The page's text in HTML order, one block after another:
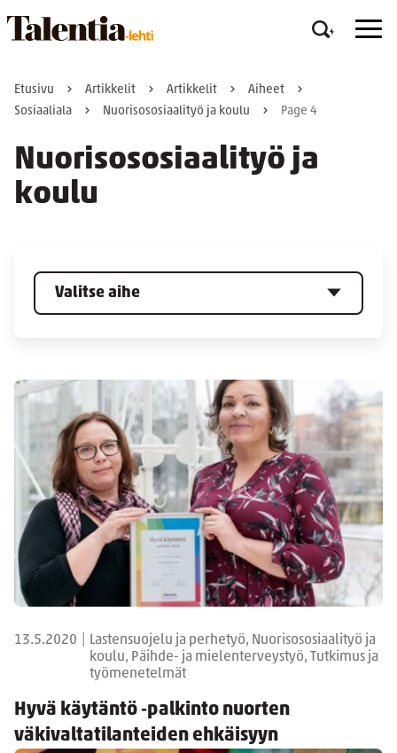
Etusivu Artikkelit Artikkelit
Aiheet
Sosiaaliala
Nuorisososiaalityö ja koulu Page 4
Nuorisososiaalityö ja
koulu
13.5.2020
Lastensuojelu ja perhetyö, Nuorisososiaalityö ja
koulu, Päihde- ja mielenterveystyö, Tutkimus ja
työmenetelmät
Hyvä käytäntö ‑palkinto nuorten
väkivaltatilanteiden ehkäisyyn
Valitse aihe